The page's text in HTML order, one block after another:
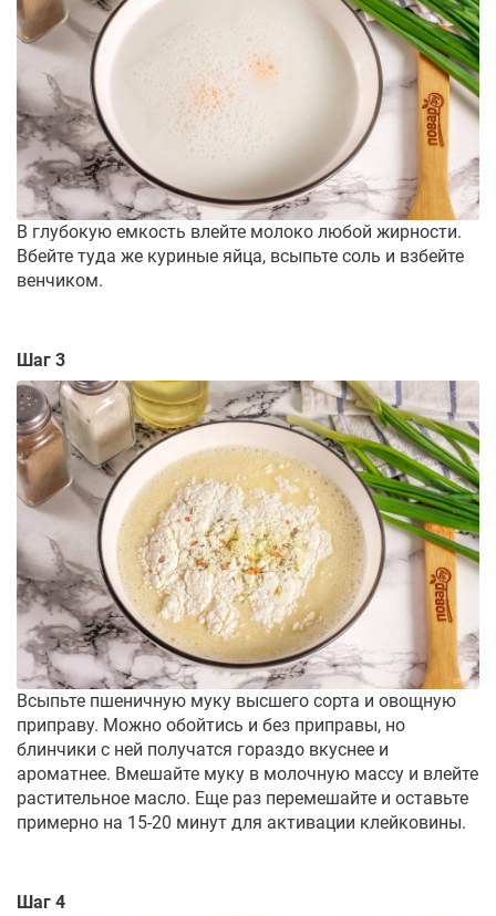
В глубокую емкость влейте молоко любой жирности.
Вбейте туда же куриные яйца, всыпьте соль и взбейте
венчиком.
Шаг 3
Всыпьте пшеничную муку высшего сорта и овощную
приправу. Можно обойтись и без приправы, но
блинчики с ней получатся гораздо вкуснее и
ароматнее. Вмешайте муку в молочную массу и влейте
растительное масло. Еще раз перемешайте и оставьте
примерно на 15-20 минут для активации клейковины.
Шаг 4